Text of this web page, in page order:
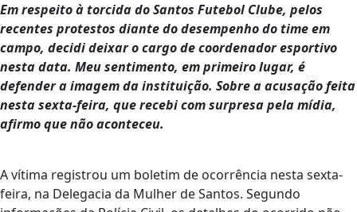
Em respeito à torcida doSantos Futebol Clube, pelos
recentes protestos diante do desempenho do time em
campo, decidi deixar o cargo de coordenador esportivo
nesta data. Meu sentimento, em primeiro lugar, é
defender a imagem da instituição. Sobre a acusação feita
nesta sexta-feira, que recebi com surpresa pela mídia,
afirmo que não aconteceu.
A vítima registrou um boletim de ocorrência nesta sexta-
feira, na Delegacia da Mulher de Santos. Segundo